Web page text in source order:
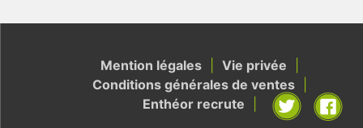
Mention légales
Vie privée
Conditions générales de ventes
Enthéor recrute